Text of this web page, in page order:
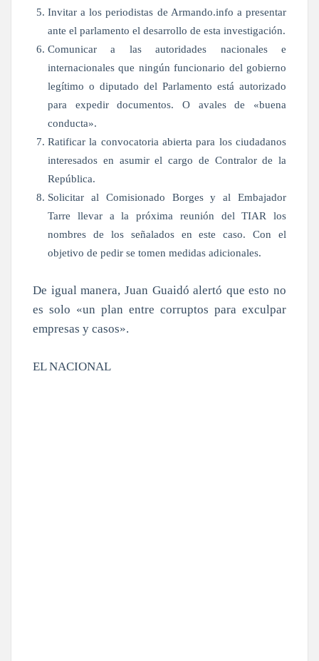
Invitar a los periodistas de Armando.info a presentar
ante el parlamento el desarrollo de esta investigación.
Comunicar a las autoridades nacionales e
internacionales que ningún funcionario del gobierno
legítimo o diputado del Parlamento está autorizado
para expedir documentos. O avales de «buena
conducta».
Ratificar la convocatoria abierta para los ciudadanos
interesados en asumir el cargo de Contralor de la
República.
Solicitar al Comisionado Borges y al Embajador
Tarre llevar a la próxima reunión del TIAR los
nombres de los señalados en este caso. Con el
objetivo de pedir se tomen medidas adicionales.
De igual manera, Juan Guaidó alertó que esto no
es solo «un plan entre corruptos para exculpar
empresas y casos».
EL NACIONAL